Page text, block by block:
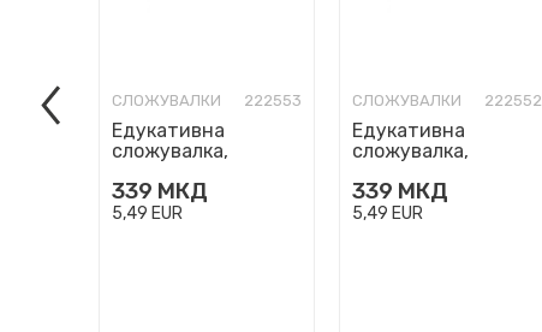
СЛОЖУВАЛКИ 222553
Едукативна
сложувалка,
100 парчиња
339 МКД
5,49 EUR
СЛОЖУВАЛКИ 222552
Едукативна
сложувалка,
System, 100
парчиња
339 МКД
5,49 EUR